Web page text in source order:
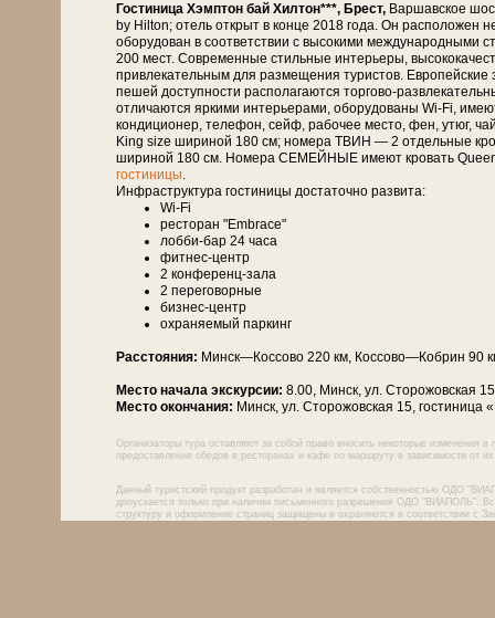
Гостиница Хэмптон бай Хилтон***, Брест, Варшавское
by Hilton; отель открыт в конце 2018 года. Он
оборудован в соответствии с высокими международными
200 мест. Современные стильные интерьеры,
привлекательным для размещения туристов.
пешей доступности располагаются торгово-
отличаются яркими интерьерами, оборудованы Wi-Fi,
кондиционер, телефон, сейф, рабочее место, фен, утюг,
King size шириной 180 см; номера ТВИН — 2 отдельные
шириной 180 см. Номера СЕМЕЙНЫЕ имеют кровать
гостиницы.
Инфраструктура гостиницы достаточно развита:
Wi-Fi
ресторан "Embrace"
лобби-бар 24 часа
фитнес-центр
2 конференц-зала
2 переговорные
бизнес-центр
охраняемый паркинг
Расстояния: Минск—Кос­со­во 220 км, Кос­со­во—Ко­брин 90
Место начала экскурсии: 8.00, Минск, ул. Сторожовская
Место окончания: Минск, ул. Сторожовская 15, гостиница
Организаторы тура оставляют за собой право вносить некоторые изменения
предоставление обедов в ресторанах и кафе по маршруту в зависимости от их
Данный туристский продукт разработан и является собственностью ОДО
допускается только при наличии письменного разрешения ОДО "ВИАПОЛЬ".
структуру и оформление страниц защищены и охраняются в соответствии с